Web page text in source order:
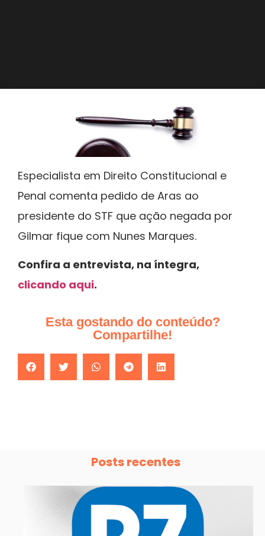
Especialista em Direito Constitucional e
Penal comenta pedido de Aras ao
presidente do STF que ação negada por
Gilmar fique com Nunes Marques.
Confira a entrevista, na íntegra,
clicando aqui.
Esta gostando do conteúdo?
Compartilhe!
Posts recentes